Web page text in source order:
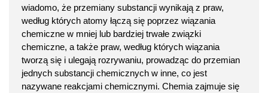
wiadomo, że przemiany substancji wynikają z praw,
według których atomy łączą się poprzez wiązania
chemiczne w mniej lub bardziej trwałe związki
chemiczne, a także praw, według których wiązania
tworzą się i ulegają rozrywaniu, prowadząc do przemian
jednych substancji chemicznych w inne, co jest
nazywane reakcjami chemicznymi. Chemia zajmuje się